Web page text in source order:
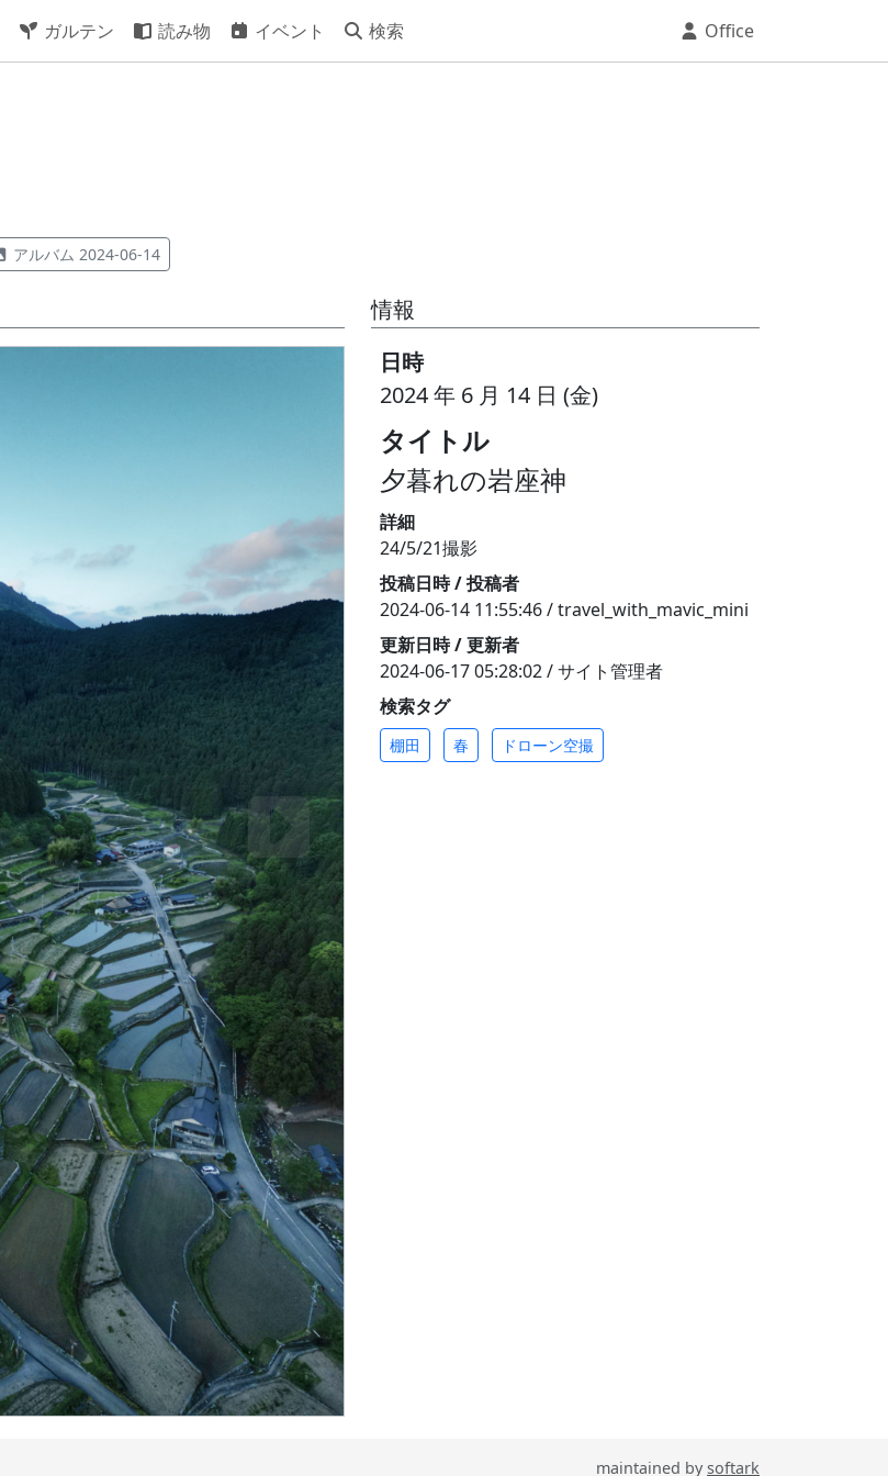
ガルテン 読み物 イベント 検索 Office
アルバム 2024-06-14
情報
日時
2024 年 6 月 14 日 (金)
タイトル
夕暮れの岩座神
詳細
24/5/21撮影
投稿日時 / 投稿者
2024-06-14 11:55:46 / travel_with_mavic_mini
更新日時 / 更新者
2024-06-17 05:28:02 / サイト管理者
検索タグ
棚田 春 ドローン空撮
maintained bysoftark